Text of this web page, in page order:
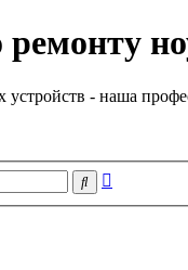
устройств - наша
Поиск